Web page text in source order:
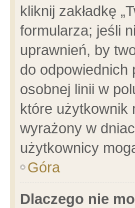
kliknij zakładkę
formularza; jeśli
uprawnień, by
do odpowiednich
osobnej linii w
które użytkownik
wyrażony w
użytkownicy
Góra
Dlaczego nie